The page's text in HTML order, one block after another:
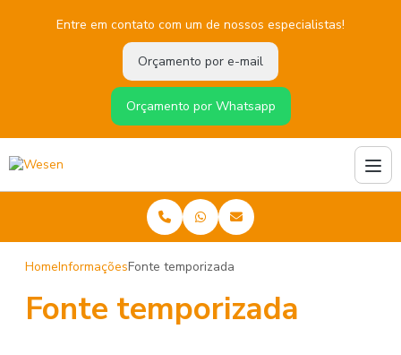
Entre em contato com um de nossos especialistas!
Orçamento por e-mail
Orçamento por Whatsapp
HomeInformaçõesFonte temporizada
Fonte temporizada